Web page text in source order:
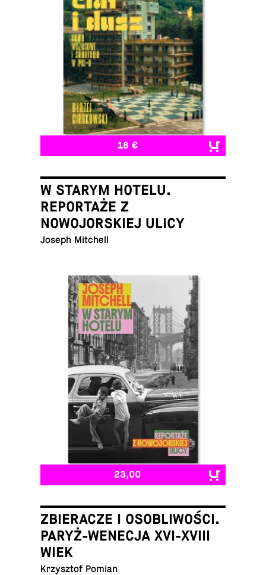
18 €
W STARYM HOTELU.
REPORTAŻE Z
NOWOJORSKIEJ ULICY
Joseph Mitchell
23,00
ZBIERACZE I OSOBLIWOŚCI.
PARYŻ-WENECJA XVI-XVIII
WIEK
Krzysztof Pomian